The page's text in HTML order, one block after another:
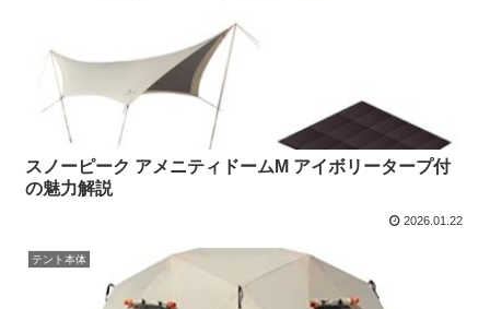
スノーピーク アメニティドームM アイボリータープ付
の魅力解説
2026.01.22
テント本体